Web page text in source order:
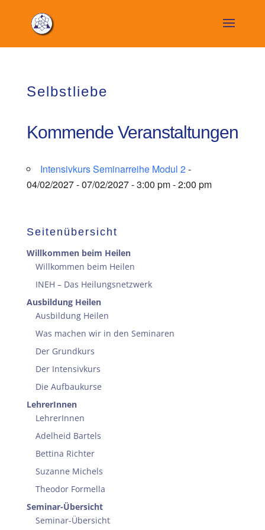
Selbstliebe
Kommende Veranstaltungen
Intensivkurs Seminarreihe Modul 2-
04/02/2027 - 07/02/2027 - 3:00 pm - 2:00 pm
Seitenübersicht
Willkommen beim Heilen
Willkommen beim Heilen
INEH – Das Heilungsnetzwerk
Ausbildung Heilen
Ausbildung Heilen
Was machen wir in den Seminaren
Der Grundkurs
Der Intensivkurs
Die Aufbaukurse
LehrerInnen
LehrerInnen
Adelheid Bartels
Bettina Richter
Suzanne Michels
Theodor Formella
Seminar-Übersicht
Seminar-Übersicht